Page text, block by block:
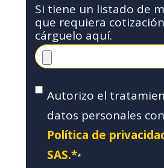
Si tiene un listado de
que requiera
cárguelo aquí.
Autorizo el
datos personales
Política de
SAS.**